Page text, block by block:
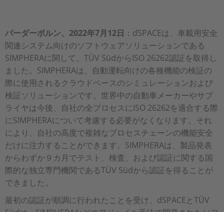
パーダーボルン、2022年7月12日 ：dSPACEは、車載用安全
関連システム向けのソフトウェアソリューションである
SIMPHERAに関して、TÜV SüdからISO 26262認証を取得し
ました。SIMPHERAは、自動運転向けの各種機能の検証の
際に使用されるクラウドベースのシミュレーションおよび
検証ソリューションです。世界中の自動車メーカーやサプ
ライヤは今後、自社の全プロセスにISO 26262を適合する際
にSIMPHERAについて考慮する必要がなくなります。それ
により、自社の高度で複雑なプロセスチェーンの機能安全
だけに注力することができます。SIMPHERAは、製品発表
からわずか９カ月でテスト、検査、および認証に関する国
際的な独立専門機関であるTÜV Südから認証を得ることが
できました。
最初の認証が順調に行われたことを受け、dSPACEとTÜV